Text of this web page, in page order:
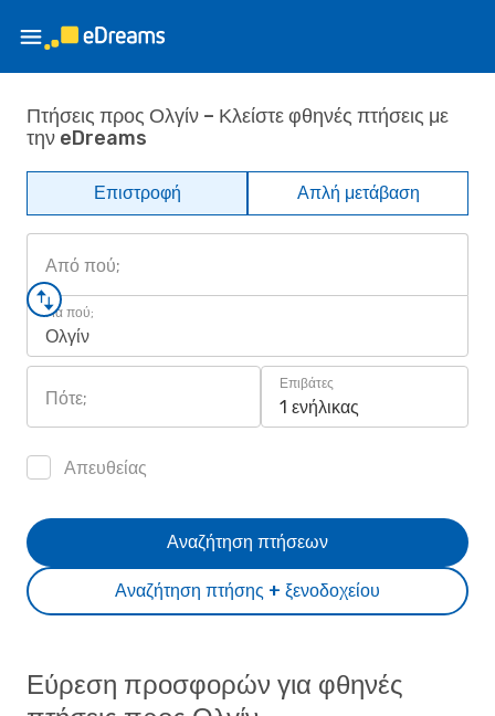
Πτήσεις προς Ολγίν – Κλείστε φθηνές πτήσεις με
την eDreams
Επιστροφή Απλή μετάβαση
Από πού;
Για πού;
Ολγίν
Πότε;
Επιβάτες
1 ενήλικας
Απευθείας
Αναζήτηση πτήσης + ξενοδοχείου
Αναζήτηση πτήσεων
Εύρεση προσφορών για φθηνές